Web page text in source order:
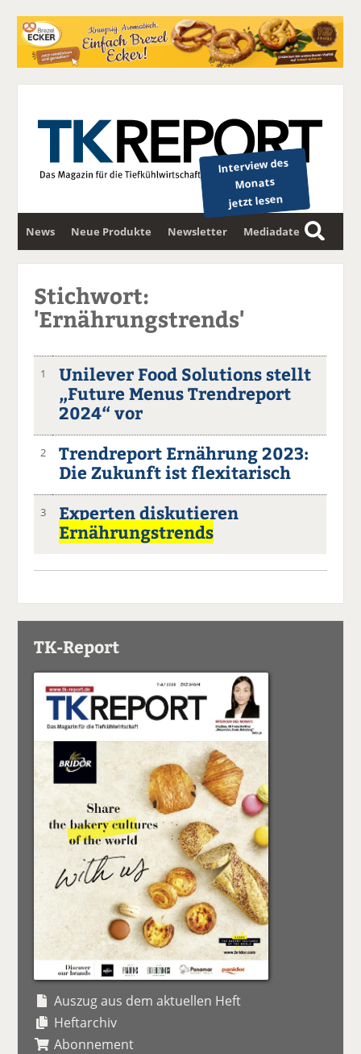
Interview des
Monats
jetzt lesen
News Neue Produkte Newsletter Mediadaten
S
u
Stichwort:
'Ernährungstrends'
1
Unilever Food Solutions stellt
„Future Menus Trendreport
2024“ vor
2
Trendreport Ernährung 2023:
Die Zukunft ist flexitarisch
3
Experten diskutieren
Ernährungstrends
TK-Report
Auszug aus dem aktuellen Heft
Heftarchiv
Abonnement